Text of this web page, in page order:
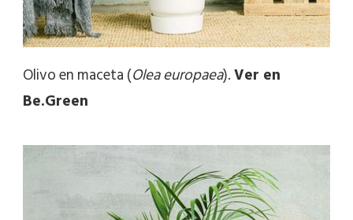
Olivo en maceta (Olea europaea).Ver en
Be.Green